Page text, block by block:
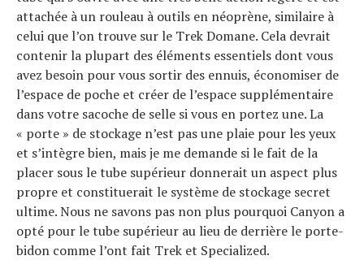
attachée à un rouleau à outils en néoprène, similaire à
celui que l’on trouve sur le Trek Domane. Cela devrait
contenir la plupart des éléments essentiels dont vous
avez besoin pour vous sortir des ennuis, économiser de
l’espace de poche et créer de l’espace supplémentaire
dans votre sacoche de selle si vous en portez une. La
« porte » de stockage n’est pas une plaie pour les yeux
et s’intègre bien, mais je me demande si le fait de la
placer sous le tube supérieur donnerait un aspect plus
propre et constituerait le système de stockage secret
ultime. Nous ne savons pas non plus pourquoi Canyon a
opté pour le tube supérieur au lieu de derrière le porte-
bidon comme l’ont fait Trek et Specialized.